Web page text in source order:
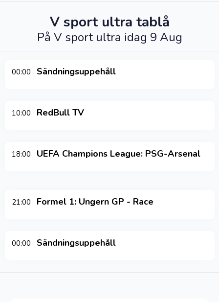
V sport ultra tablå
På V sport ultra idag 9 Aug
00:00 Sändningsuppehåll
10:00 RedBull TV
18:00 UEFA Champions League: PSG-Arsenal
21:00 Formel 1: Ungern GP - Race
00:00 Sändningsuppehåll